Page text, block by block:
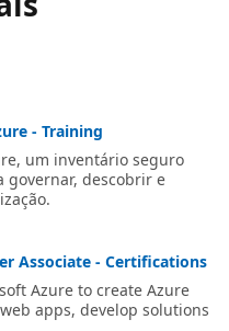
- Training
um inventário seguro
governar, descobrir e
Associate - Certifications
Azure to create Azure
apps, develop solutions